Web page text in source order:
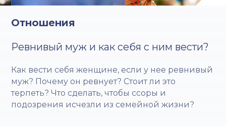
Отношения
Ревнивый муж и как себя с ним вести?
Как вести себя женщине, если у нее ревнивый
муж? Почему он ревнует? Стоит ли это
терпеть? Что сделать, чтобы ссоры и
подозрения исчезли из семейной жизни?